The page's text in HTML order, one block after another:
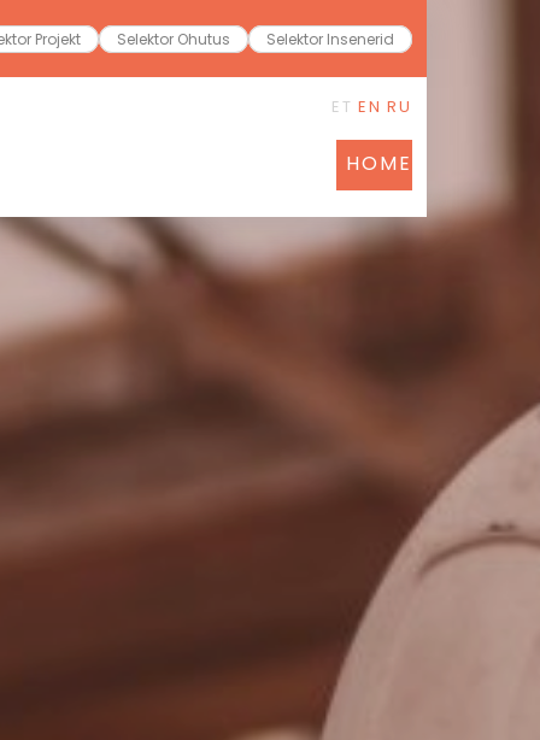
Projekt Selektor Ohutus Selektor Insenerid
ET EN RU
HOME